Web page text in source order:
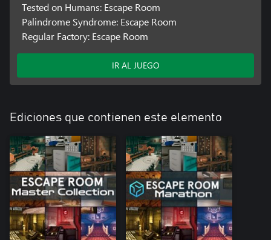
Tested on Humans: Escape Room
Palindrome Syndrome: Escape Room
Regular Factory: Escape Room
IR AL JUEGO
Ediciones que contienen este elemento